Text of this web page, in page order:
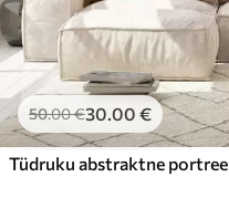
50.00€30.00 €
Tüdruku abstraktne portree